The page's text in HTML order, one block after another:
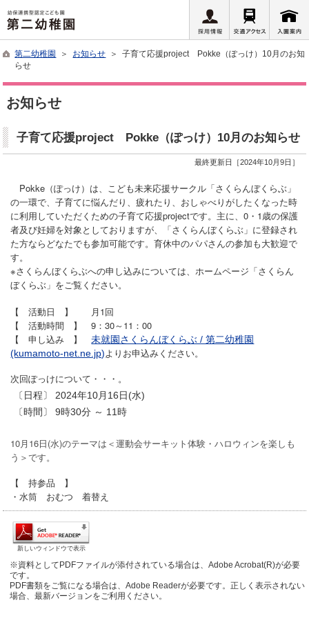
第二幼稚園 ＞ お知らせ ＞ 子育て応援project Pokke（ぽっけ）10月のお知
らせ
お知らせ
子育て応援project Pokke（ぽっけ）10月のお知らせ
最終更新日［2024年10月9日］
Pokke（ぽっけ）は、こども未来応援サークル「さくらんぼくらぶ」
の一環で、子育てに悩んだり、疲れたり、おしゃべりがしたくなった時
に利用していただくための子育て応援projectです。主に、0・1歳の保護
者及び妊婦を対象としておりますが、「さくらんぼくらぶ」に登録され
た方ならどなたでも参加可能です。育休中のパパさんの参加も大歓迎で
す。
※さくらんぼくらぶへの申し込みについては、ホームページ「さくらん
ぼくらぶ」をご覧ください。
【 活動日 】 月1回
【 活動時間 】 9：30～11：00
【 申し込み 】未就園さくらんぼくらぶ / 第二幼稚園
(kumamoto-net.ne.jp)よりお申込みください。
次回ぽっけについて・・・。
〔日程〕 2024年10月16日(水)
〔時間〕
9時30分 ～ 11時
10月16日(水)のテーマは＜運動会サーキット体験・ハロウィンを楽しも
う＞です。
【 持参品 】
・水筒 おむつ 着替え
新しいウィンドウで表示
※資料としてPDFファイルが添付されている場合は、Adobe Acrobat(R)が必要
です。
PDF書類をご覧になる場合は、Adobe Readerが必要です。正しく表示されない
場合、最新バージョンをご利用ください。